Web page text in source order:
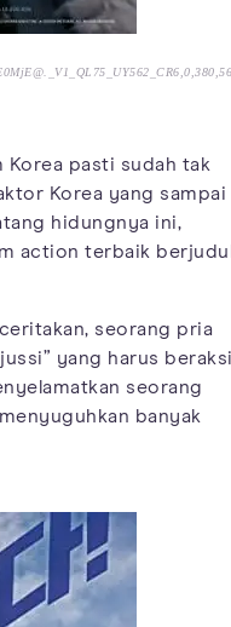
pasti sudah tak
Korea yang sampai
hidungnya ini,
action terbaik berjudul
seorang pria
yang harus beraksi
seorang
banyak